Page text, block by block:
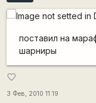
поставил на
шарниры
favorite_border
3 Фев, 2010 11:19